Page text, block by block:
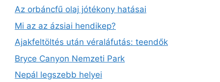
Az orbáncfű olaj jótékony hatásai
Mi az az ázsiai hendikep?
Ajakfeltöltés után véraláfutás: teendők
Bryce Canyon Nemzeti Park
Nepál legszebb helyei